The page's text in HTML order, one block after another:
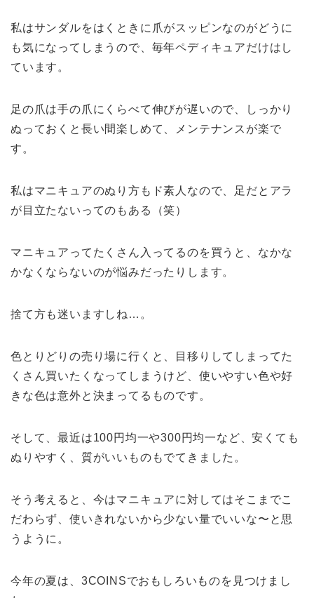
私はサンダルをはくときに爪がスッピンなのがどうに
も気になってしまうので、毎年ペディキュアだけはし
ています。
足の爪は手の爪にくらべて伸びが遅いので、しっかり
ぬっておくと長い間楽しめて、メンテナンスが楽で
す。
私はマニキュアのぬり方もド素人なので、足だとアラ
が目立たないってのもある（笑）
マニキュアってたくさん入ってるのを買うと、なかな
かなくならないのが悩みだったりします。
捨て方も迷いますしね…。
色とりどりの売り場に行くと、目移りしてしまってた
くさん買いたくなってしまうけど、使いやすい色や好
きな色は意外と決まってるものです。
そして、最近は100円均一や300円均一など、安くても
ぬりやすく、質がいいものもでてきました。
そう考えると、今はマニキュアに対してはそこまでこ
だわらず、使いきれないから少ない量でいいな〜と思
うように。
今年の夏は、3COINSでおもしろいものを見つけまし